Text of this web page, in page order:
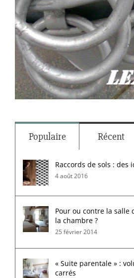
Populaire Récent
Raccords de sols : des
4 août 2016
Pour ou contre la salle
la chambre ?
25 février 2014
« Suite parentale » :
carrés